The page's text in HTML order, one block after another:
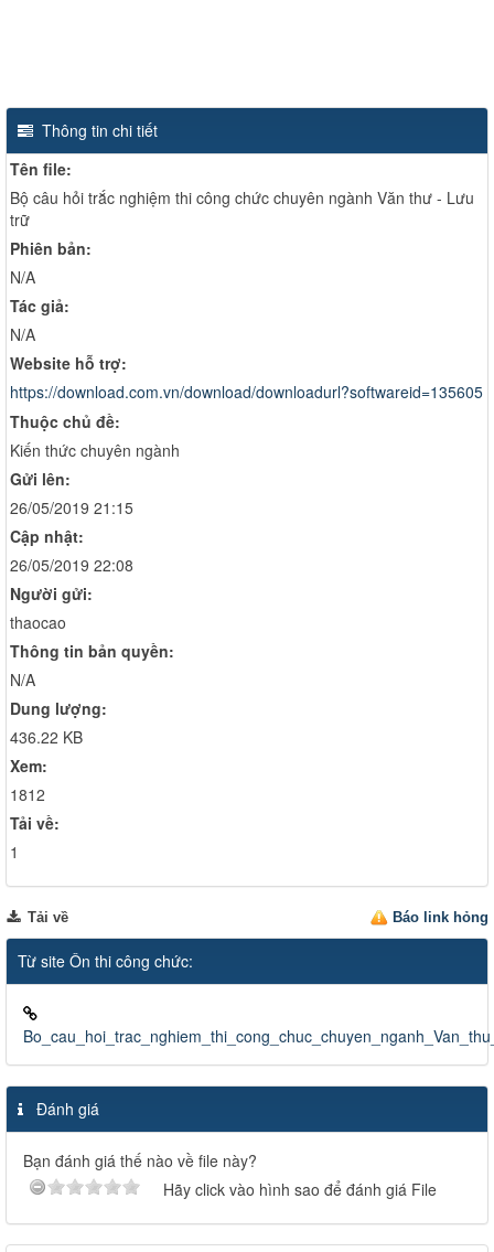
Thông tin chi tiết
Tên file:
Bộ câu hỏi trắc nghiệm thi công chức chuyên ngành Văn thư - Lưu
trữ
Phiên bản:
N/A
Tác giả:
N/A
Website hỗ trợ:
https://download.com.vn/download/downloadurl?softwareid=135605
Thuộc chủ đề:
Kiến thức chuyên ngành
Gửi lên:
26/05/2019 21:15
Cập nhật:
26/05/2019 22:08
Người gửi:
thaocao
Thông tin bản quyền:
N/A
Dung lượng:
436.22 KB
Xem:
1812
Tải về:
1
Báo link hỏng
Tải về
Từ site Ôn thi công chức:
Đánh giá
Bạn đánh giá thế nào về file này?
Hãy click vào hình sao để đánh giá File